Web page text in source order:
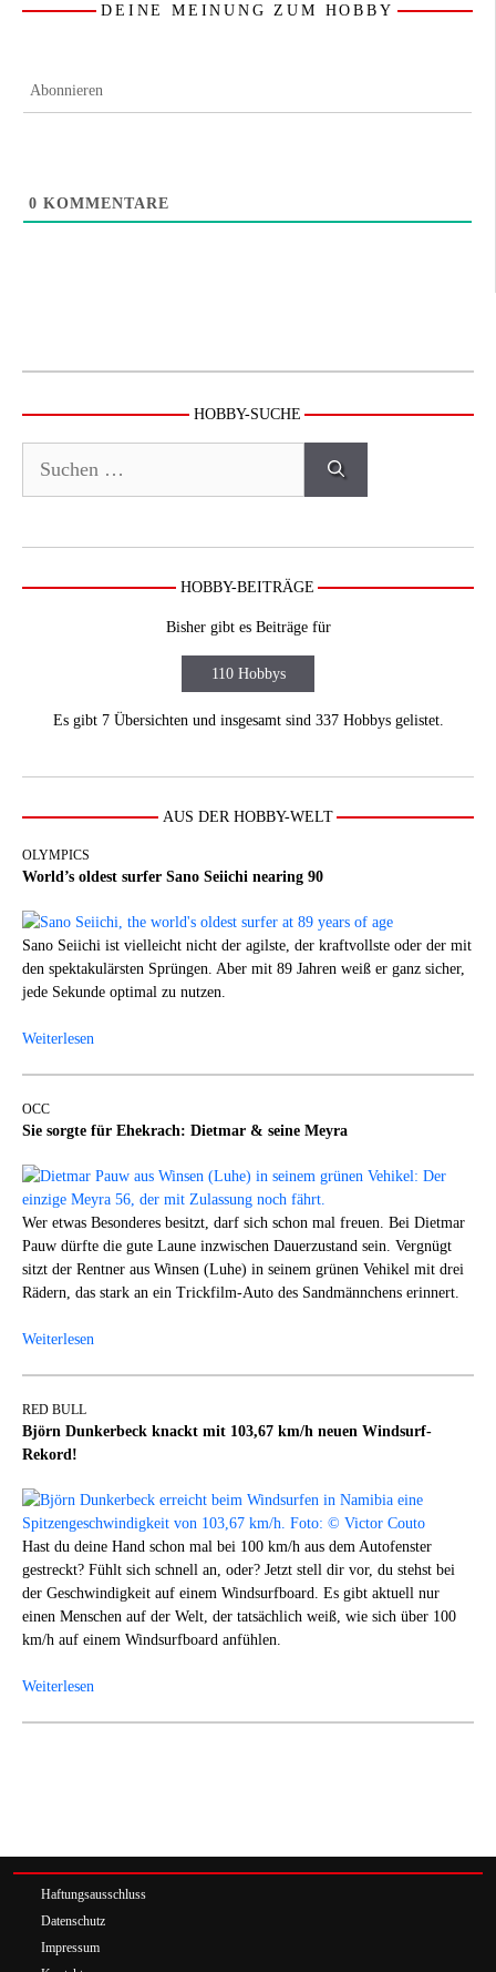
DEINE MEINUNG ZUM HOBBY
Abonnieren
0 KOMMENTARE
HOBBY-SUCHE
nach:
HOBBY-BEITRÄGE
Bisher gibt es Beiträge für
110 Hobbys
Es gibt 7 Übersichten und insgesamt sind 337 Hobbys gelistet.
AUS DER HOBBY-WELT
OLYMPICS
World’s oldest surfer Sano Seiichi nearing 90
Sano Seiichi ist vielleicht nicht der agilste, der kraftvollste oder der mit
den spektakulärsten Sprüngen. Aber mit 89 Jahren weiß er ganz sicher,
jede Sekunde optimal zu nutzen.
Weiterlesen
OCC
Sie sorgte für Ehekrach: Dietmar & seine Meyra
Wer etwas Besonderes besitzt, darf sich schon mal freuen. Bei Dietmar
Pauw dürfte die gute Laune inzwischen Dauerzustand sein. Vergnügt
sitzt der Rentner aus Winsen (Luhe) in seinem grünen Vehikel mit drei
Rädern, das stark an ein Trickfilm-Auto des Sandmännchens erinnert.
Weiterlesen
RED BULL
Björn Dunkerbeck knackt mit 103,67 km/h neuen Windsurf-
Rekord!
Hast du deine Hand schon mal bei 100 km/h aus dem Autofenster
gestreckt? Fühlt sich schnell an, oder? Jetzt stell dir vor, du stehst bei
der Geschwindigkeit auf einem Windsurfboard. Es gibt aktuell nur
einen Menschen auf der Welt, der tatsächlich weiß, wie sich über 100
km/h auf einem Windsurfboard anfühlen.
Weiterlesen
Haftungsausschluss
Datenschutz
Impressum